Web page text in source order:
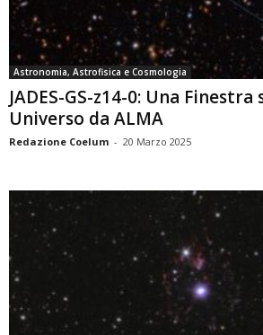
Astronomia, Astrofisica e Cosmologia
JADES-GS-z14-0: Una
Universo da ALMA
Redazione Coelum - 20 Marzo 2025